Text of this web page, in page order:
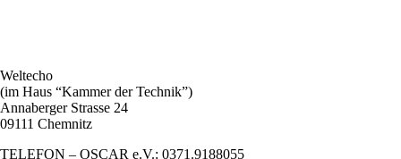
Weltecho
(im Haus “Kammer der Technik”)
Annaberger Strasse 24
09111 Chemnitz
TELEFON – OSCAR e.V.: 0371.9188055